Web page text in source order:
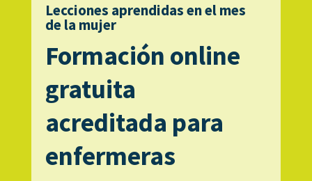
Lecciones aprendidas en el mes
de la mujer
Formación online
gratuita
acreditada para
enfermeras